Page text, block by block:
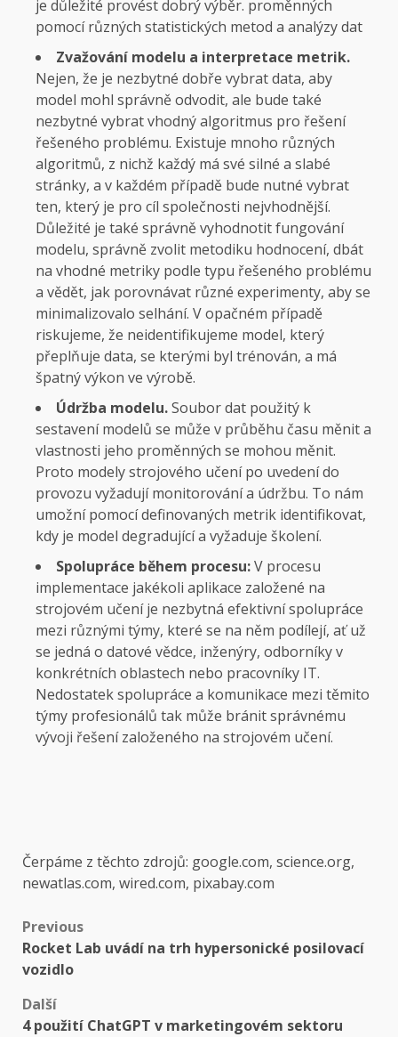
je důležité provést dobrý výběr. proměnných
pomocí různých statistických metod a analýzy dat
Zvažování modelu a interpretace metrik.
Nejen, že je nezbytné dobře vybrat data, aby
model mohl správně odvodit, ale bude také
nezbytné vybrat vhodný algoritmus pro řešení
řešeného problému. Existuje mnoho různých
algoritmů, z nichž každý má své silné a slabé
stránky, a v každém případě bude nutné vybrat
ten, který je pro cíl společnosti nejvhodnější.
Důležité je také správně vyhodnotit fungování
modelu, správně zvolit metodiku hodnocení, dbát
na vhodné metriky podle typu řešeného problému
a vědět, jak porovnávat různé experimenty, aby se
minimalizovalo selhání. V opačném případě
riskujeme, že neidentifikujeme model, který
přeplňuje data, se kterými byl trénován, a má
špatný výkon ve výrobě.
Údržba modelu.Soubor dat použitý k
sestavení modelů se může v průběhu času měnit a
vlastnosti jeho proměnných se mohou měnit.
Proto modely strojového učení po uvedení do
provozu vyžadují monitorování a údržbu. To nám
umožní pomocí definovaných metrik identifikovat,
kdy je model degradující a vyžaduje školení.
Spolupráce během procesu:V procesu
implementace jakékoli aplikace založené na
strojovém učení je nezbytná efektivní spolupráce
mezi různými týmy, které se na něm podílejí, ať už
se jedná o datové vědce, inženýry, odborníky v
konkrétních oblastech nebo pracovníky IT.
Nedostatek spolupráce a komunikace mezi těmito
týmy profesionálů tak může bránit správnému
vývoji řešení založeného na strojovém učení.
Čerpáme z těchto zdrojů: google.com, science.org,
newatlas.com, wired.com, pixabay.com
Post
navigation
Previous
Rocket Lab uvádí na trh hypersonické posilovací
vozidlo
Další
4 použití ChatGPT v marketingovém sektoru